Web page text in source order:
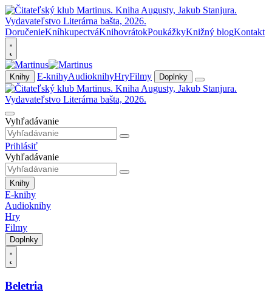
DoručenieKníhkupectváKnihovrátokPoukážkyKnižný blogKontakt
Knihy E-knihyAudioknihyHryFilmy Doplnky
Vyhľadávanie
Prihlásiť
Vyhľadávanie
Knihy
E-knihy
Audioknihy
Hry
Filmy
Doplnky
Beletria